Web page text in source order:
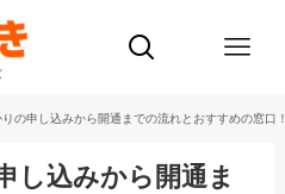
の申し込みから開通までの流れとおすすめの窓口
し込みから開通ま